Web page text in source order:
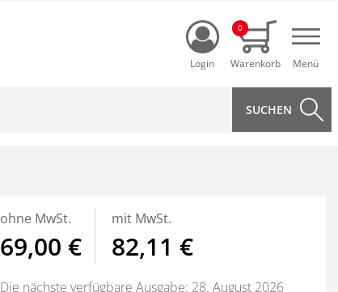
Login
0
ohne MwSt.
69,00 €
mit MwSt.
82,11 €
Die nächste verfügbare Ausgabe: 28. August 2026